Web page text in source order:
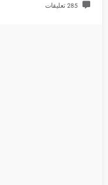
285 تعليقات